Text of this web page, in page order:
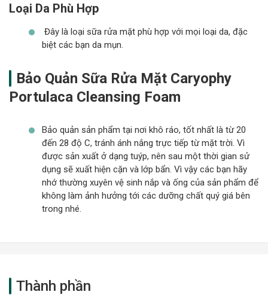
Loại Da Phù Hợp
Đây là loại sữa rửa mặt phù hợp với mọi loại da, đặc
biệt các bạn da mụn.
Bảo Quản Sữa Rửa Mặt Caryophy
Portulaca Cleansing Foam
Bảo quản sản phẩm tại nơi khô ráo, tốt nhất là từ 20
đến 28 độ C, tránh ánh nắng trực tiếp từ mặt trời. Vì
được sản xuất ở dạng tuýp, nên sau một thời gian sử
dụng sẽ xuất hiện cặn và lớp bẩn. Vì vậy các bạn hãy
nhớ thường xuyên vệ sinh nắp và ống của sản phẩm để
không làm ảnh hưởng tới các dưỡng chất quý giá bên
trong nhé.
Thành phần